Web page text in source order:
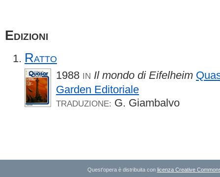
Edizioni
Ratto
1988 IN Il mondo di Eifelheim
Garden Editoriale
TRADUZIONE: G. Giambalvo
Quest'opera è distribuita con licenza Creative